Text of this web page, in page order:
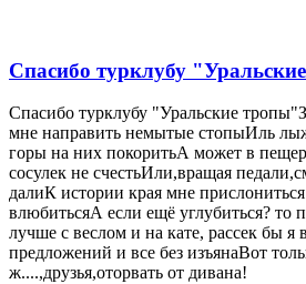
Спасибо турклубу
Спасибо турклубу "Уральские
мне направить немытые стопыИль
горы на них покоритьА может в
сосулек не счестьИли,вращая
далиК истории края мне
влюбитьсяА если ещё углубиться? то
лучше с веслом и на кате, рассек бы я
предложений и все без изъянаВот
ж....,друзья,оторвать от дивана!